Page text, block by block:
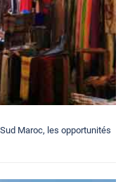
Maroc, les opportunités